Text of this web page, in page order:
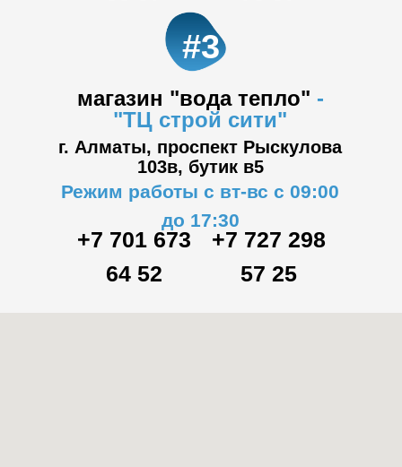
магазин "вода тепло" -
"ТЦ строй сити"
#3
г. Алматы, проспект Рыскулова
103в, бутик в5
Режим работы с вт-вс с 09:00
до 17:30
+7 701 673
64 52
+7 727 298
57 25